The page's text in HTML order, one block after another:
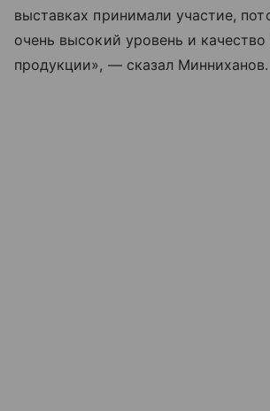
выставках принимали участие,
очень высокий уровень и качество
продукции», — сказал Минниханов.